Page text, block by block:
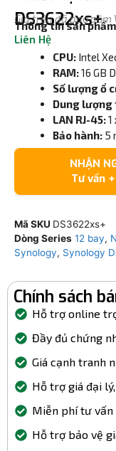
DS3622xs+
Liên Hệ
Giá trên đã bao gồm
Thông tin sản
CPU: Intel
RAM:16 GB
Số lượng ổ
Dung lượng
LAN RJ-45:1
Bảo hành: 5
NHẬN
Tư vấn
Mã SKU DS3622xs+
Dòng Series 12 bay,
Synology, Synology
Chính sách
Hỗ trợ online
Đầy đủ chứng
Giá cạnh tranh
Hỗ trợ giá đại
Miễn phí tư vấn
Hỗ trợ bảo vệ